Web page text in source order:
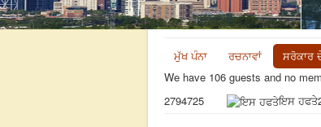
ਮੁੱਖ ਪੰਨਾ ਰਚਨਾਵਾਂ ਸਰੋਕਾਰ
We have 106 guests and no
2794725
ਇਸ ਹਫਤੇ